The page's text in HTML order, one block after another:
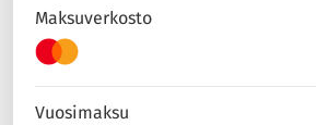
Maksuverkosto
Vuosimaksu